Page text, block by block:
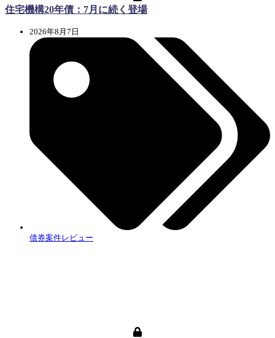
住宅機構20年債：7月に続く登場
2026年8月7日
債券案件レビュー